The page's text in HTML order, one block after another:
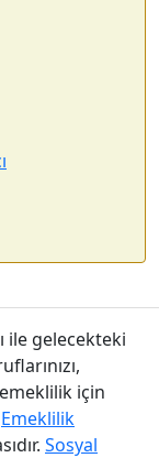
ile gelecekteki
için
Emeklilik
Sosyal